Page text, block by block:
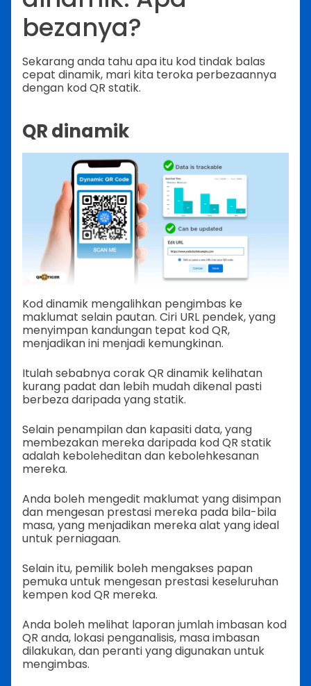
bezanya?
Sekarang anda tahu apa itu kod tindak balas
cepat dinamik, mari kita teroka perbezaannya
dengan kod QR statik.
QR dinamik
Kod dinamik mengalihkan pengimbas ke
maklumat selain pautan. Ciri URL pendek, yang
menyimpan kandungan tepat kod QR,
menjadikan ini menjadi kemungkinan.
Itulah sebabnya corak QR dinamik kelihatan
kurang padat dan lebih mudah dikenal pasti
berbeza daripada yang statik.
Selain penampilan dan kapasiti data, yang
membezakan mereka daripada kod QR statik
adalah keboleheditan dan kebolehkesanan
mereka.
Anda boleh mengedit maklumat yang disimpan
dan mengesan prestasi mereka pada bila-bila
masa, yang menjadikan mereka alat yang ideal
untuk perniagaan.
Selain itu, pemilik boleh mengakses papan
pemuka untuk mengesan prestasi keseluruhan
kempen kod QR mereka.
Anda boleh melihat laporan jumlah imbasan kod
QR anda, lokasi penganalisis, masa imbasan
dilakukan, dan peranti yang digunakan untuk
mengimbas.